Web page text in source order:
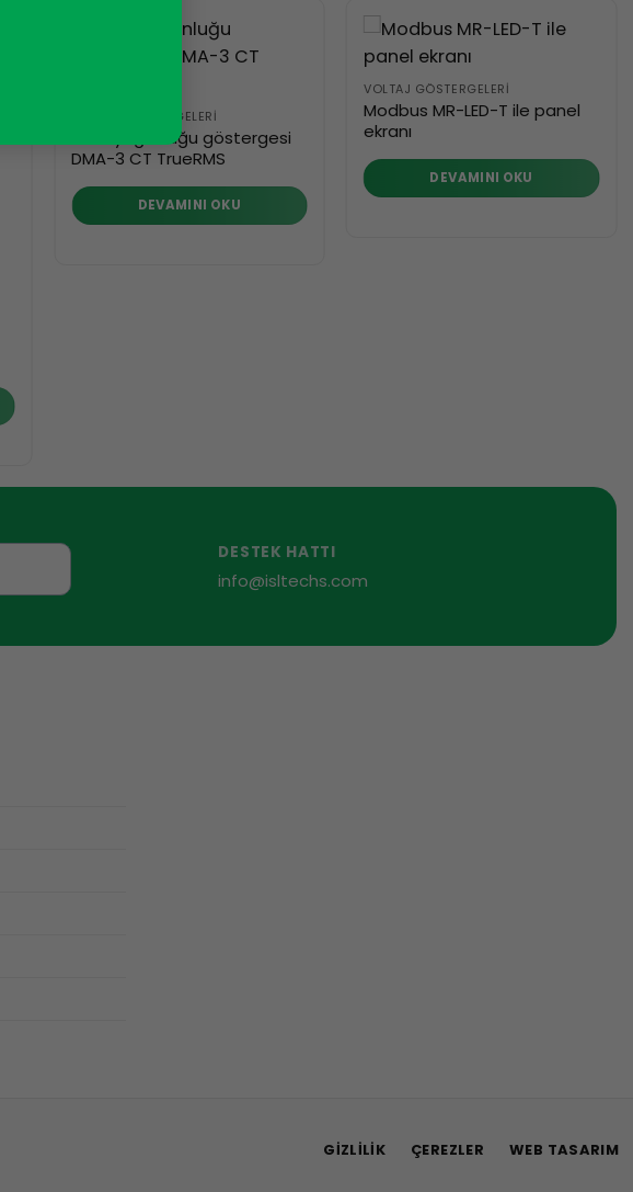
VOLTAJ GÖSTERGELERI
Akım yoğunluğu göstergesi
DMA-3 CT TrueRMS
DEVAMINI OKU
VOLTAJ GÖSTERGELERI
Modbus MR-LED-T ile panel
ekranı
DEVAMINI OKU
DESTEK HATTI
info@isltechs.com
GIZLILIK ÇEREZLER WEB TASARIM